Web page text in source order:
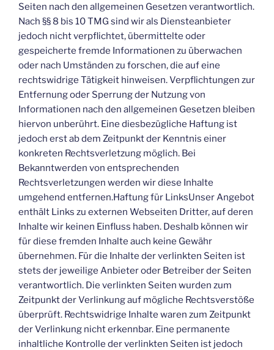
Seiten nach den allgemeinen Gesetzen verantwortlich.
Nach §§ 8 bis 10 TMG sind wir als Diensteanbieter
jedoch nicht verpflichtet, übermittelte oder
gespeicherte fremde Informationen zu überwachen
oder nach Umständen zu forschen, die auf eine
rechtswidrige Tätigkeit hinweisen. Verpflichtungen zur
Entfernung oder Sperrung der Nutzung von
Informationen nach den allgemeinen Gesetzen bleiben
hiervon unberührt. Eine diesbezügliche Haftung ist
jedoch erst ab dem Zeitpunkt der Kenntnis einer
konkreten Rechtsverletzung möglich. Bei
Bekanntwerden von entsprechenden
Rechtsverletzungen werden wir diese Inhalte
umgehend entfernen.Haftung für LinksUnser Angebot
enthält Links zu externen Webseiten Dritter, auf deren
Inhalte wir keinen Einfluss haben. Deshalb können wir
für diese fremden Inhalte auch keine Gewähr
übernehmen. Für die Inhalte der verlinkten Seiten ist
stets der jeweilige Anbieter oder Betreiber der Seiten
verantwortlich. Die verlinkten Seiten wurden zum
Zeitpunkt der Verlinkung auf mögliche Rechtsverstöße
überprüft. Rechtswidrige Inhalte waren zum Zeitpunkt
der Verlinkung nicht erkennbar. Eine permanente
inhaltliche Kontrolle der verlinkten Seiten ist jedoch